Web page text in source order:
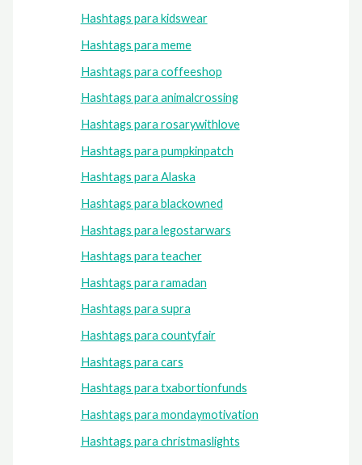
Hashtags para kidswear
Hashtags para meme
Hashtags para coffeeshop
Hashtags para animalcrossing
Hashtags para rosarywithlove
Hashtags para pumpkinpatch
Hashtags para Alaska
Hashtags para blackowned
Hashtags para legostarwars
Hashtags para teacher
Hashtags para ramadan
Hashtags para supra
Hashtags para countyfair
Hashtags para cars
Hashtags para txabortionfunds
Hashtags para mondaymotivation
Hashtags para christmaslights